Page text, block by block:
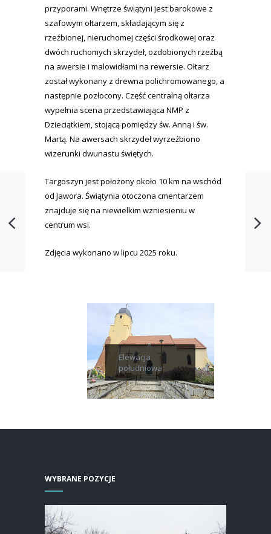
przyporami. Wnętrze świątyni jest barokowe z
szafowym ołtarzem, składającym się z
rzeźbionej, nieruchomej części środkowej oraz
dwóch ruchomych skrzydeł, ozdobionych rzeźbą
na awersie i malowidłami na rewersie. Ołtarz
został wykonany z drewna polichromowanego, a
następnie pozłocony. Część centralną ołtarza
wypełnia scena przedstawiająca NMP z
Dzieciątkiem, stojącą pomiędzy św. Anną i św.
Martą. Na awersach skrzydeł wyrzeźbiono
wizerunki dwunastu świętych.
Targoszyn jest położony około 10 km na wschód
od Jawora. Świątynia otoczona cmentarzem
znajduje się na niewielkim wzniesieniu w
centrum wsi.
Zdjęcia wykonano w lipcu 2025 roku.
Elewacja
południowa
WYBRANE POZYCJE